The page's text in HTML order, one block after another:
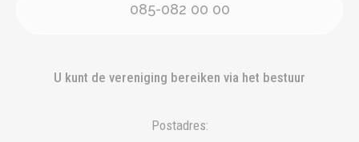
085-082 00 00
U kunt de vereniging bereiken via het bestuur
Postadres: